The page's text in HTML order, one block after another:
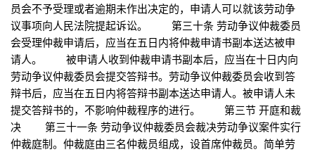
员会不予受理或者逾期未作出决定的，申请人可以就该劳动争
议事项向人民法院提起诉讼。 第三十条 劳动争议仲裁委员
会受理仲裁申请后，应当在五日内将仲裁申请书副本送达被申
请人。 被申请人收到仲裁申请书副本后，应当在十日内向
劳动争议仲裁委员会提交答辩书。劳动争议仲裁委员会收到答
辩书后，应当在五日内将答辩书副本送达申请人。被申请人未
提交答辩书的，不影响仲裁程序的进行。 第三节 开庭和裁
决 第三十一条 劳动争议仲裁委员会裁决劳动争议案件实行
仲裁庭制。仲裁庭由三名仲裁员组成，设首席仲裁员。简单劳